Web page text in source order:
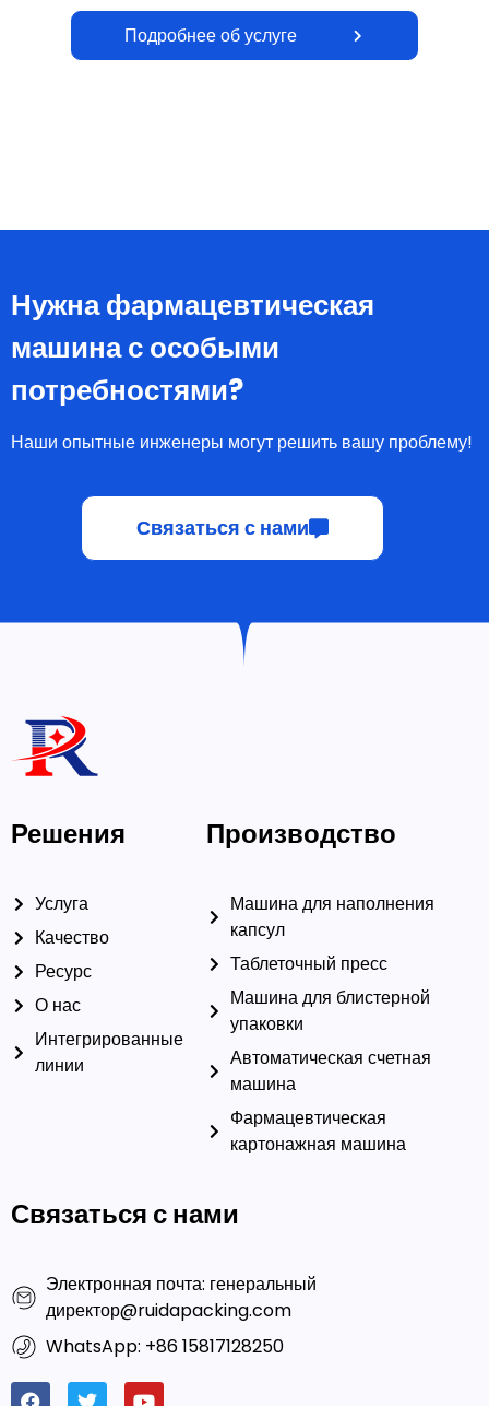
машина с особыми
потребностями?
Наши опытные инженеры могут решить вашу проблему!
Решения
Услуга
Ресурс
Интегрированные
линии
Машина для наполнения
Таблеточный пресс
Машина для блистерной
упаковки
Автоматическая счетная
машина
Фармацевтическая
картонажная машина
Связаться с нами
Электронная почта: генеральный
WhatsApp: +86 15817128250